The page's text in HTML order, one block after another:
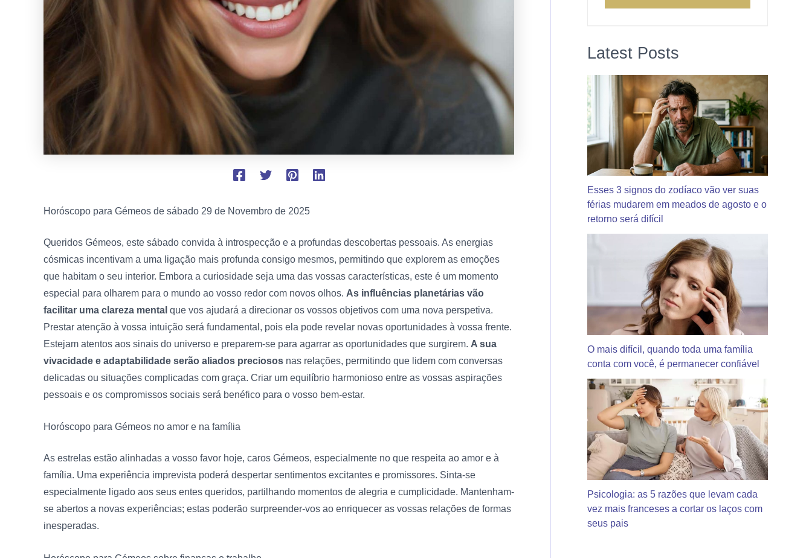
Horóscopo para Gémeos de sábado 29 de Novembro de 2025
Queridos Gémeos, este sábado convida à introspecção e a profundas descobertas pessoais. As energias
cósmicas incentivam a uma ligação mais profunda consigo mesmos, permitindo que explorem as emoções
que habitam o seu interior. Embora a curiosidade seja uma das vossas características, este é um momento
especial para olharem para o mundo ao vosso redor com novos olhos. As influências planetárias vão
facilitar uma clareza mental que vos ajudará a direcionar os vossos objetivos com uma nova perspetiva.
Prestar atenção à vossa intuição será fundamental, pois ela pode revelar novas oportunidades à vossa frente.
Estejam atentos aos sinais do universo e preparem-se para agarrar as oportunidades que surgirem. A sua
vivacidade e adaptabilidade serão aliados preciosos nas relações, permitindo que lidem com conversas
delicadas ou situações complicadas com graça. Criar um equilíbrio harmonioso entre as vossas aspirações
pessoais e os compromissos sociais será benéfico para o vosso bem-estar.
Horóscopo para Gémeos no amor e na família
As estrelas estão alinhadas a vosso favor hoje, caros Gémeos, especialmente no que respeita ao amor e à
família. Uma experiência imprevista poderá despertar sentimentos excitantes e promissores. Sinta-se
especialmente ligado aos seus entes queridos, partilhando momentos de alegria e cumplicidade. Mantenham-
se abertos a novas experiências; estas poderão surpreender-vos ao enriquecer as vossas relações de formas
inesperadas.
Latest Posts
Esses 3 signos do zodíaco vão ver suas
férias mudarem em meados de agosto e o
retorno será difícil
O mais difícil, quando toda uma família
conta com você, é permanecer confiável
Psicologia: as 5 razões que levam cada
vez mais franceses a cortar os laços com
seus pais